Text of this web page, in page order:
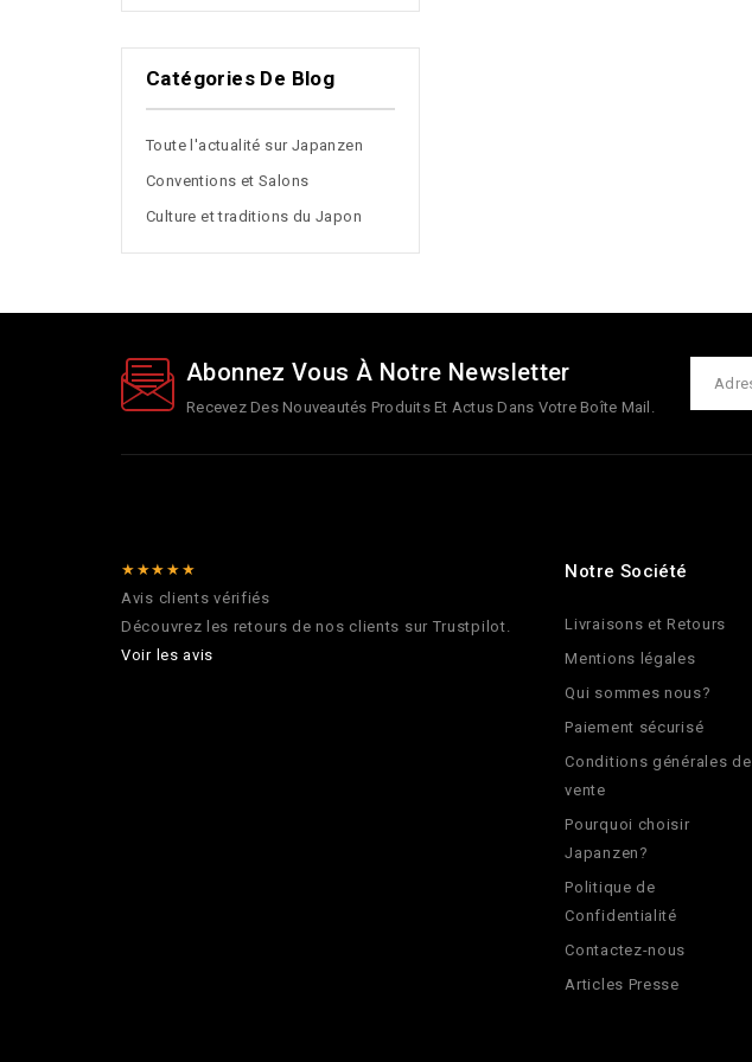
Catégories De Blog
Toute l'actualité sur Japanzen
Conventions et Salons
Culture et traditions du Japon
Abonnez Vous À Notre Newsletter
Recevez Des Nouveautés Produits Et Actus Dans Votre Boîte Mail.
★★★★★
Avis clients vérifiés
Découvrez les retours de nos clients sur Trustpilot.
Voir les avis
Notre Société
Livraisons et Retours
Mentions légales
Qui sommes nous?
Paiement sécurisé
Conditions générales de
vente
Pourquoi choisir
Japanzen?
Politique de
Confidentialité
Contactez-nous
Articles Presse